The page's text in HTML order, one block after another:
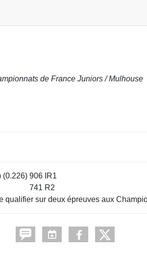
de France Juniors / Mulhouse
(0.226) 906 IR1
741 R2
sur deux épreuves aux